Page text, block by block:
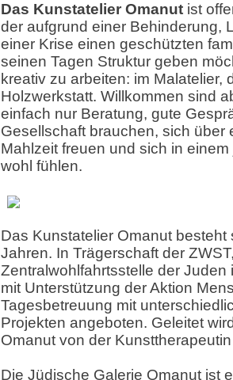
Das Kunstatelier Omanut ist
der aufgrund einer Behinderung,
einer Krise einen geschützten
seinen Tagen Struktur geben
kreativ zu arbeiten: im Malatelier,
Holzwerkstatt. Willkommen sind
einfach nur Beratung, gute
Gesellschaft brauchen, sich über
Mahlzeit freuen und sich in
wohl fühlen.
Das Kunstatelier Omanut besteht
Jahren. In Trägerschaft der
Zentralwohlfahrtsstelle der Juden
mit Unterstützung der Aktion
Tagesbetreuung mit
Projekten angeboten. Geleitet
Omanut von der
Die Jüdische Galerie Omanut ist